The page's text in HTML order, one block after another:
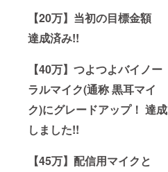
【20万】当初の目標金額
達成済み!!
【40万】つよつよバイノー
ラルマイク(通称 黒耳マイ
ク)にグレードアップ！ 達成
しました!!
【45万】配信用マイクと